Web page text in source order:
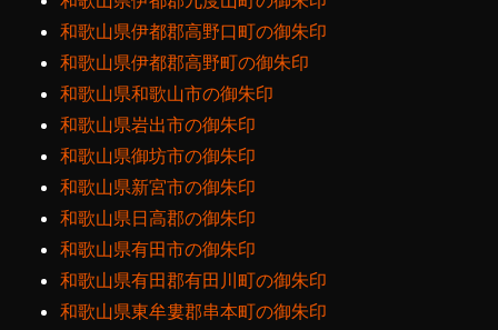
和歌山県伊都郡高野口町の御朱印
和歌山県伊都郡高野町の御朱印
和歌山県和歌山市の御朱印
和歌山県岩出市の御朱印
和歌山県御坊市の御朱印
和歌山県新宮市の御朱印
和歌山県日高郡の御朱印
和歌山県有田市の御朱印
和歌山県有田郡有田川町の御朱印
和歌山県東牟婁郡串本町の御朱印